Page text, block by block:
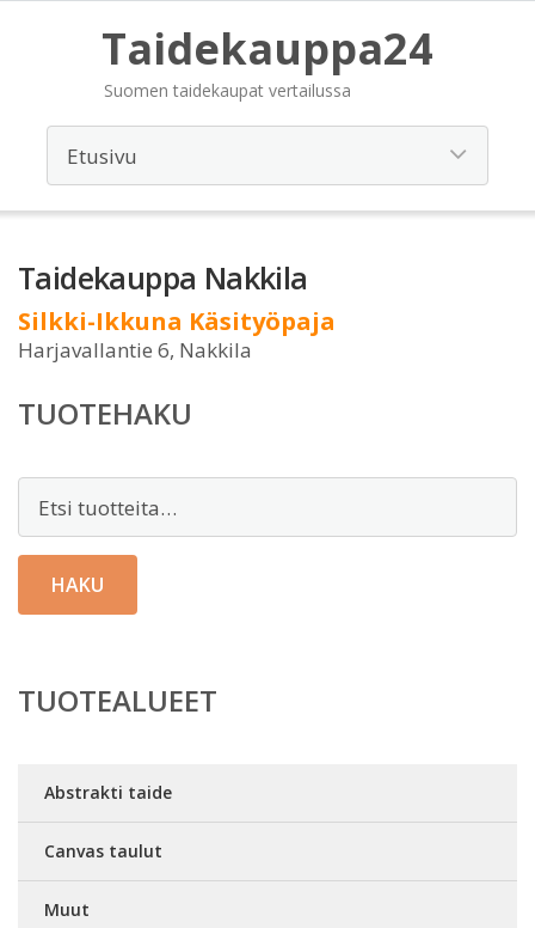
Taidekauppa24
Suomen taidekaupat vertailussa
Taidekauppa Nakkila
Silkki-Ikkuna Käsityöpaja
Harjavallantie 6, Nakkila
TUOTEHAKU
HAKU
TUOTEALUEET
Abstrakti taide
Canvas taulut
Muut